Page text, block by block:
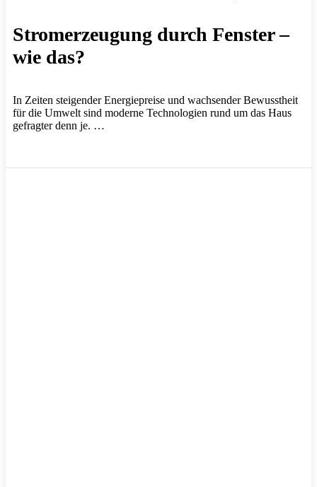
Stromerzeugung durch Fenster –
wie das?
In Zeiten steigender Energiepreise und wachsender Bewusstheit
für die Umwelt sind moderne Technologien rund um das Haus
gefragter denn je. …